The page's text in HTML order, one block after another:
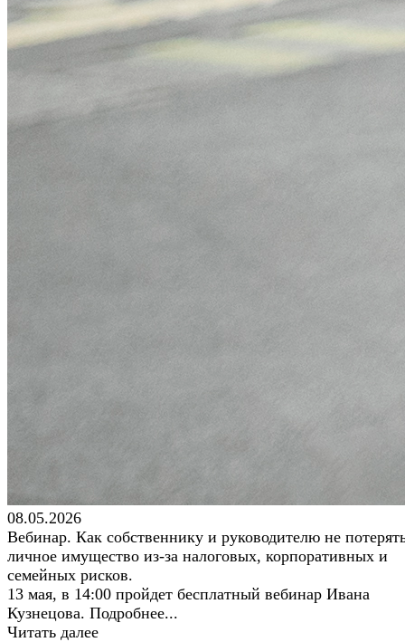
08.05.2026
Вебинар. Как собственнику и руководителю не
личное имущество из-за налоговых, корпоративных и
семейных рисков.
13 мая, в 14:00 пройдет бесплатный вебинар Ивана
Кузнецова. Подробнее...
Читать далее